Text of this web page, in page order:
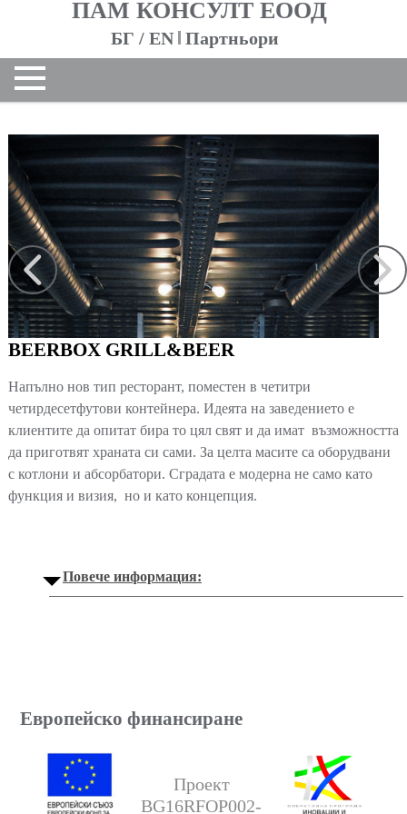
ПАМ КОНСУЛТ ЕООД
ЗА НАС
За фирмата
Екип
ПРОЕКТИ
Жилищни сгради
Обществени сгради
Контейнери
Индустриални сгради
Интериор
Реализирани
КОНТАКТИ
БГ / EN Партньори
BEERBOX GRILL&BEER
Напълно нов тип ресторант, поместен в четитри
четирдесетфутови контейнера. Идеята на заведението е
клиентите да опитат бира то цял свят и да имат възможността
да приготвят храната си сами. За целта масите са оборудвани
с котлони и абсорбатори. Сградата е модерна не само като
функция и визия, но и като концепция.
Повече информация:
Европейско финансиране
Проект
BG16RFOP002-